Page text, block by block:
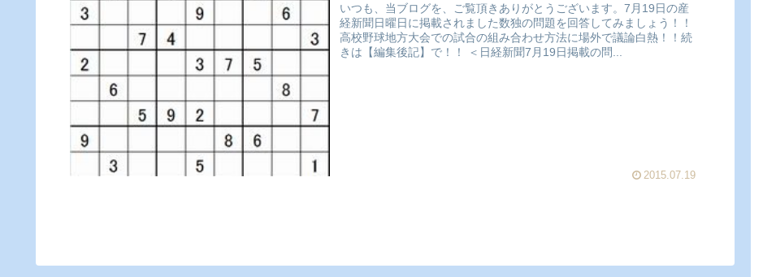
いつも、当ブログを、ご覧頂きありがとうございます。7月19日の産
経新聞日曜日に掲載されました数独の問題を回答してみましょう！！
高校野球地方大会での試合の組み合わせ方法に場外で議論白熱！！続
きは【編集後記】で！！ ＜日経新聞7月19日掲載の問...
2015.07.19